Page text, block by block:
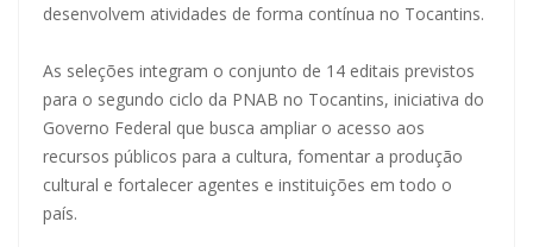
desenvolvem atividades de forma contínua no Tocantins.
As seleções integram o conjunto de 14 editais previstos
para o segundo ciclo da PNAB no Tocantins, iniciativa do
Governo Federal que busca ampliar o acesso aos
recursos públicos para a cultura, fomentar a produção
cultural e fortalecer agentes e instituições em todo o
país.